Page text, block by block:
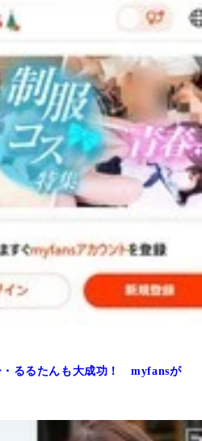
・るるたんも大成功！ myfansが